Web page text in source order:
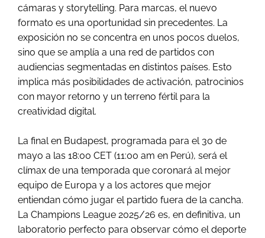
cámaras y storytelling. Para marcas, el nuevo
formato es una oportunidad sin precedentes. La
exposición no se concentra en unos pocos duelos,
sino que se amplía a una red de partidos con
audiencias segmentadas en distintos países. Esto
implica más posibilidades de activación, patrocinios
con mayor retorno y un terreno fértil para la
creatividad digital.
La final en Budapest, programada para el 30 de
mayo a las 18:00 CET (11:00 am en Perú), será el
clímax de una temporada que coronará al mejor
equipo de Europa y a los actores que mejor
entiendan cómo jugar el partido fuera de la cancha.
La Champions League 2025/26 es, en definitiva, un
laboratorio perfecto para observar cómo el deporte